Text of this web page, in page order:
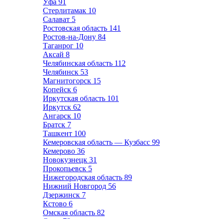
Уфа 91
Стерлитамак 10
Салават 5
Ростовская область 141
Ростов-на-Дону 84
Таганрог 10
Аксай 8
Челябинская область 112
Челябинск 53
Магнитогорск 15
Копейск 6
Иркутская область 101
Иркутск 62
Ангарск 10
Братск 7
Ташкент 100
Кемеровская область — Кузбасс 99
Кемерово 36
Новокузнецк 31
Прокопьевск 5
Нижегородская область 89
Нижний Новгород 56
Дзержинск 7
Кстово 6
Омская область 82